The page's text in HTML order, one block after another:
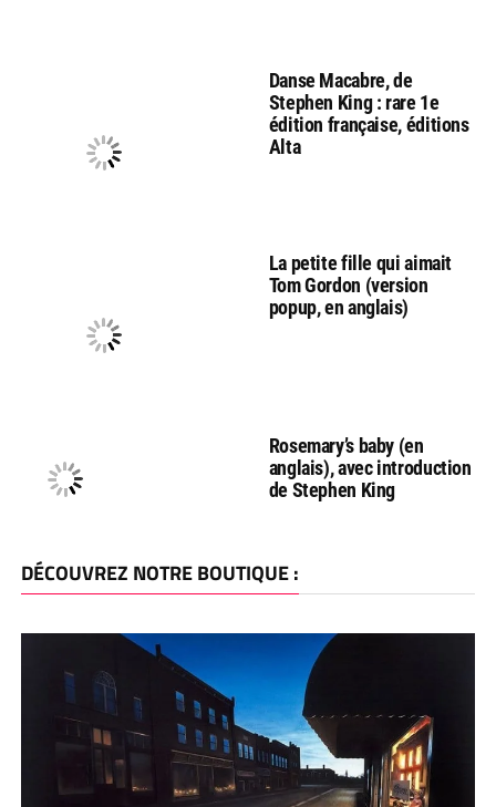
Danse Macabre, de
Stephen King : rare 1e
édition française, éditions
Alta
La petite fille qui aimait
Tom Gordon (version
popup, en anglais)
Rosemary’s baby (en
anglais), avec introduction
de Stephen King
DÉCOUVREZ NOTRE BOUTIQUE :